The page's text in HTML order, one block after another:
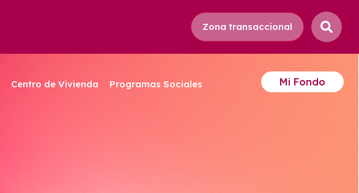
Zona transaccional
Centro de Vivienda Programas Sociales Mi Fondo